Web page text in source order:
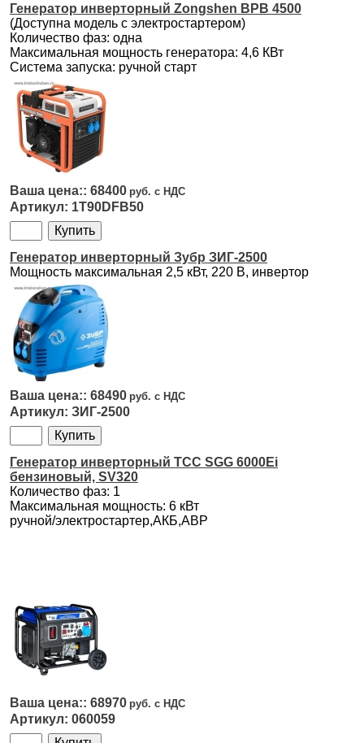
Генератор инверторный Zongshen BPB 4500
(Доступна модель с электростартером)
Количество фаз: одна
Максимальная мощность генератора: 4,6 КВт
Система запуска: ручной старт
68400
1T90DFB50
Генератор инверторный Зубр ЗИГ-2500
Мощность максимальная 2,5 кВт, 220 B, инвертор
68490
ЗИГ-2500
Генератор инверторный ТСС SGG 6000Ei
бензиновый, SV320
Количество фаз: 1
Максимальная мощность: 6 кВт
ручной/электростартер,АКБ,АВР
68970
060059